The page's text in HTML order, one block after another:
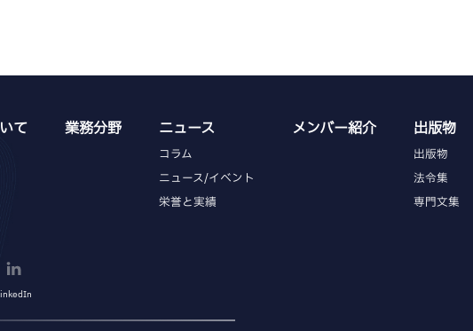
て 業務分野 ニュース
コラム
ニュース/イベント
栄誉と実績
メンバー紹介 出版物
出版物
法令集
専門文集